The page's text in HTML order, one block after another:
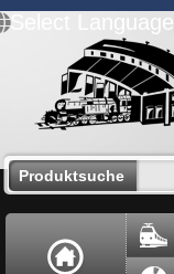
Select Language
Produktsuche